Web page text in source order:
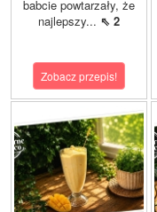
babcie powtarzały, że
najlepszy... ⇖ 2
Zobacz przepis!